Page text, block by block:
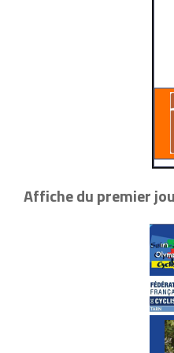
Affiche du premier